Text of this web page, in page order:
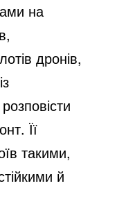
на
дронів,
Її
такими,
й